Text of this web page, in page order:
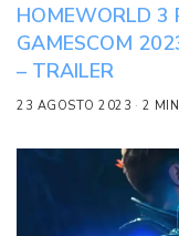
HOMEWORLD 3
GAMESCOM
– TRAILER
23 AGOSTO 2023 2